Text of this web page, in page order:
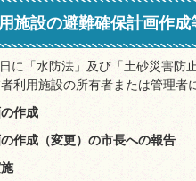
施設の避難確保計画作成
に「水防法」及び「土砂災害防
利用施設の所有者または管理者
作成
の作成（変更）の市長への報告